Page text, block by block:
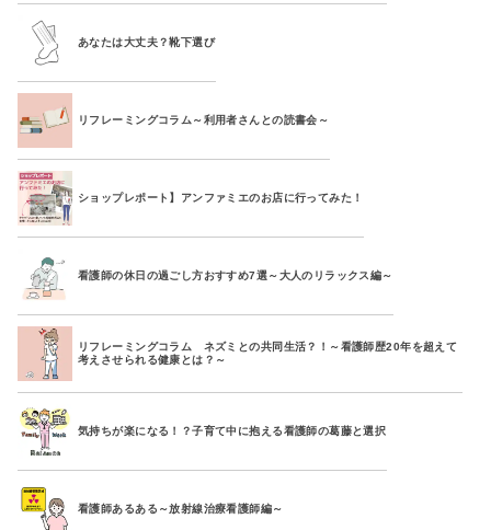
あなたは大丈夫？靴下選び
リフレーミングコラム～利用者さんとの読書会～
ショップレポート】アンファミエのお店に行ってみた！
看護師の休日の過ごし方おすすめ7選～大人のリラックス編～
リフレーミングコラム ネズミとの共同生活？！～看護師歴20年を超えて
考えさせられる健康とは？～
気持ちが楽になる！？子育て中に抱える看護師の葛藤と選択
看護師あるある～放射線治療看護師編～